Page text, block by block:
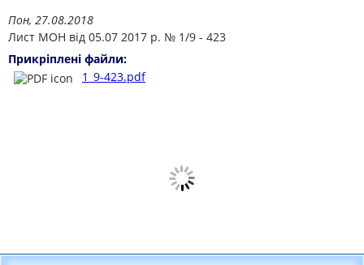
Пон, 27.08.2018
Лист МОН від 05.07 2017 р. № 1/9 - 423
Прикріплені файли:
1_9-423.pdf